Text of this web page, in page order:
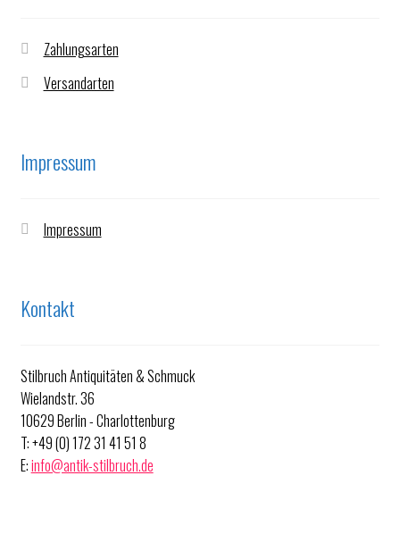
Zahlungsarten
Versandarten
Impressum
Impressum
Kontakt
Stilbruch Antiquitäten & Schmuck
Wielandstr. 36
10629 Berlin - Charlottenburg
T: +49 (0) 172 31 41 51 8
E:info@antik-stilbruch.de